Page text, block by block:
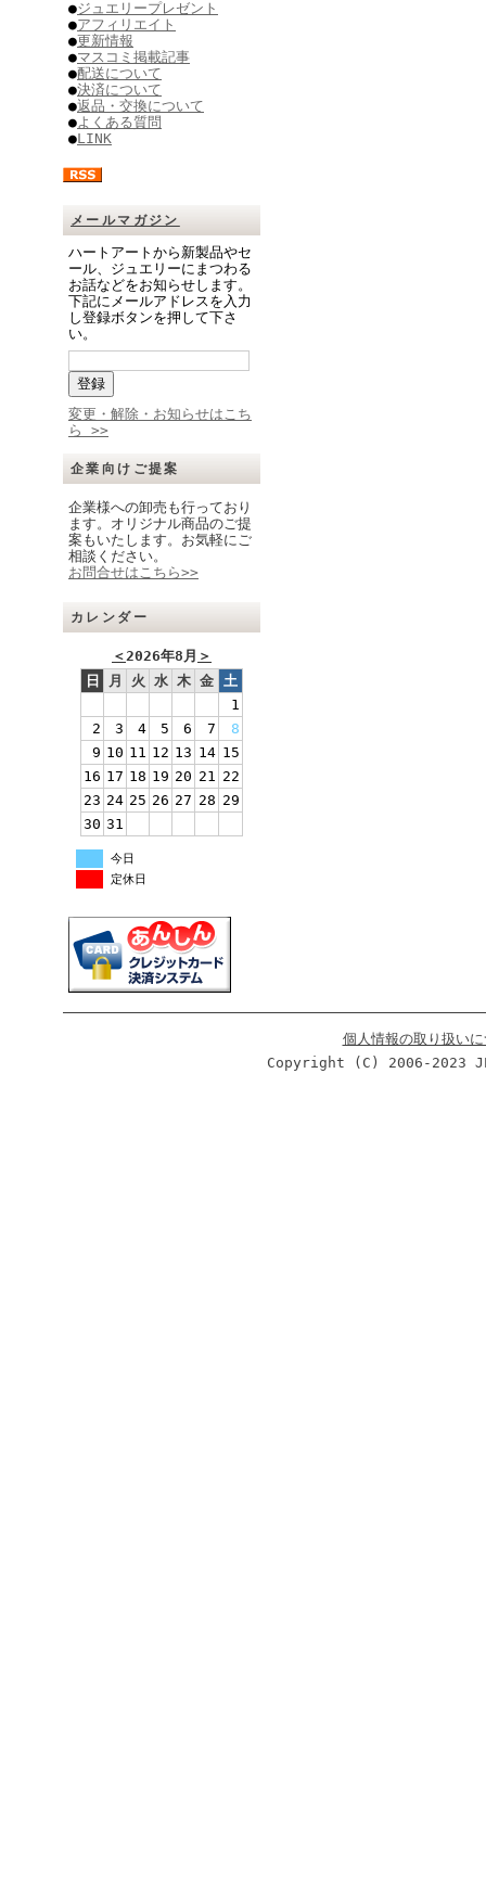
●ジュエリープレゼント
●アフィリエイト
●更新情報
●マスコミ掲載記事
●配送について
●決済について
●返品・交換について
●よくある質問
●LINK
メールマガジン
ハートアートから新製品やセ
ール、ジュエリーにまつわる
お話などをお知らせします。
下記にメールアドレスを入力
し登録ボタンを押して下さ
い。
変更・解除・お知らせはこち
ら >>
企業向けご提案
企業様への卸売も行っており
ます。オリジナル商品のご提
案もいたします。お気軽にご
相談ください。
お問合せはこちら>>
カレンダー
＜2026年8月 ＞
日
月 火 水 木 金 土
1
2
3 4 5 6 7
8
9 10 11 12 13 14 15
16 17 18 19 20 21 22
23 24 25 26 27 28 29
30 31
今日
定休日
個人情報の取り扱い
Copyright (C) 2006-2023